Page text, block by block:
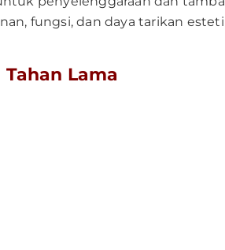
fungsi, dan daya tarikan
Lama